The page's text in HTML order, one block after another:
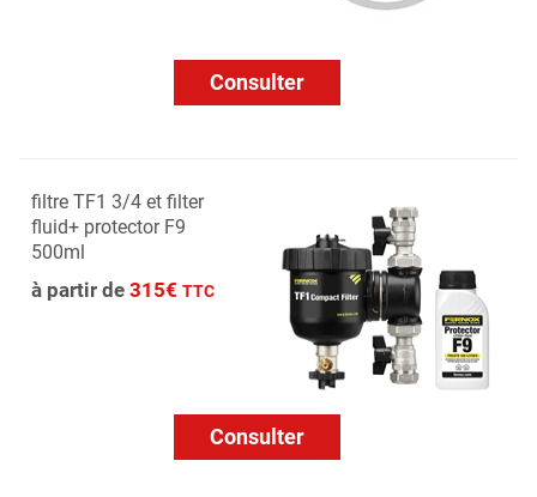
Consulter
filtre TF1 3/4 et filter
fluid+ protector F9
500ml
à partir de 315€ TTC
Consulter